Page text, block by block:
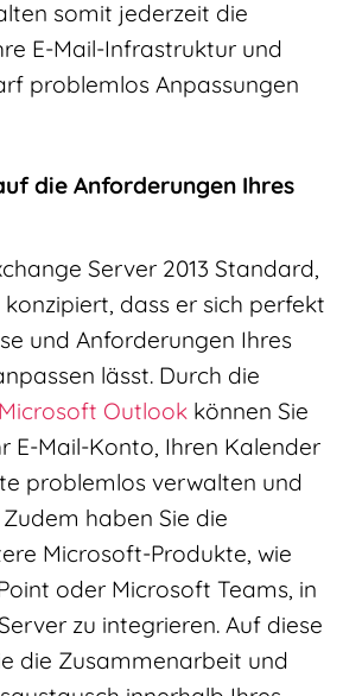
somit jederzeit die
E-Mail-Infrastruktur und
problemlos Anpassungen
die Anforderungen Ihres
Server 2013 Standard,
konzipiert, dass er sich perfekt
und Anforderungen Ihres
lässt. Durch die
Microsoft Outlook können Sie
E-Mail-Konto, Ihren Kalender
problemlos verwalten und
haben Sie die
Microsoft-Produkte, wie
oder Microsoft Teams, in
zu integrieren. Auf diese
die Zusammenarbeit und